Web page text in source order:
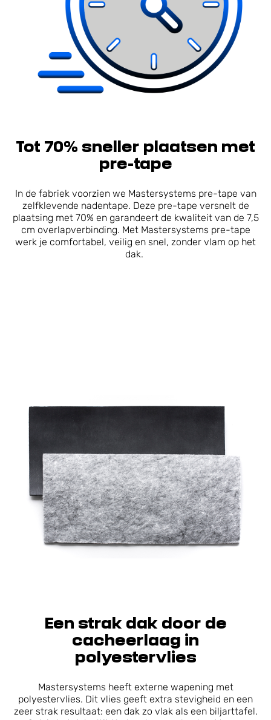
Tot 70% sneller plaatsen met
pre-tape
In de fabriek voorzien we Mastersystems pre-tape van
zelfklevende nadentape. Deze pre-tape versnelt de
plaatsing met 70% en garandeert de kwaliteit van de 7,5
cm overlapverbinding. Met Mastersystems pre-tape
werk je comfortabel, veilig en snel, zonder vlam op het
dak.
Een strak dak door de
cacheerlaag in
polyestervlies
Mastersystems heeft externe wapening met
polyestervlies. Dit vlies geeft extra stevigheid en een
zeer strak resultaat: een dak zo vlak als een biljarttafel.